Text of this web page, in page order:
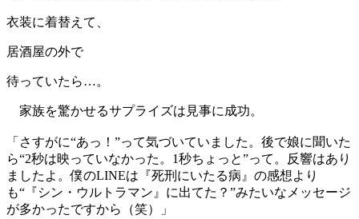
衣装に着替えて、
居酒屋の外で
待っていたら…。
家族を驚かせるサプライズは見事に成功。
「さすがに“あっ！”って気づいていました。後で娘に聞いた
ら“2秒は映っていなかった。1秒ちょっと”って。反響はあり
ましたよ。僕のLINEは『死刑にいたる病』の感想より
も“『シン・ウルトラマン』に出てた？”みたいなメッセージ
が多かったですから（笑）」